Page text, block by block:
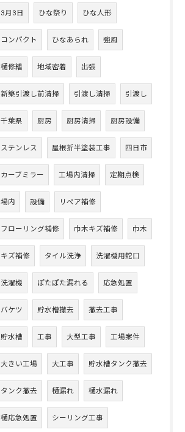
3月3日 ひな祭り ひな人形
コンパクト ひなあられ 強風
樋修繕 地域密着 出張
新築引渡し前清掃 引渡し清掃 引渡し
千葉県 厨房 厨房清掃 厨房設備
ステンレス 屋根折半塗装工事 四日市
カーブミラー 工場内清掃 定期点検
場内 設備 リペア補修
フローリング補修 巾木キズ補修 巾木
キズ補修 タイル洗浄 洗濯機用蛇口
洗濯機 ぽたぽた漏れる 応急処置
バケツ 貯水槽撤去 撤去工事
貯水槽 工事 大型工事 工場案件
大きい工場 大工事 貯水槽タンク撤去
タンク撤去 樋漏れ 樋水漏れ
樋応急処置 シーリング工事